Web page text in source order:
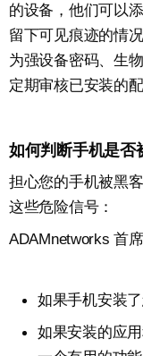
的设备，他们可以
留下可见痕迹的情
为强设备密码、生
定期审核已安装的
如何判断手机是否
担心您的手机被黑
这些危险信号：
ADAMnetworks 首
如果手机安装
如果安装的应